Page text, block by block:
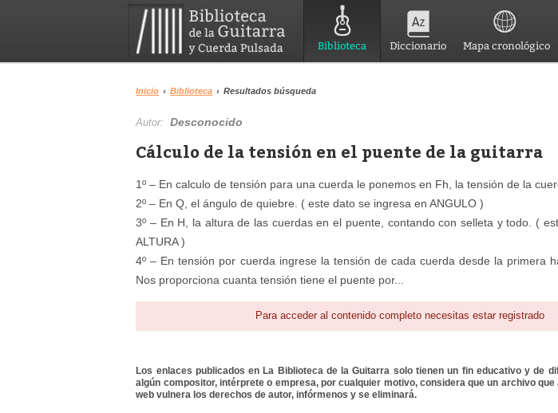
Biblioteca Diccionario Mapa cronológico
Inicio › Biblioteca › Resultados búsqueda
Autor:Desconocido
Cálculo de la tensión en el puente de la guitarra
1º – En calculo de tensión para una cuerda le ponemos en Fh, la tensión de la
2º – En Q, el ángulo de quiebre. ( este dato se ingresa en ANGULO )
3º – En H, la altura de las cuerdas en el puente, contando con selleta y todo. (
ALTURA )
4º – En tensión por cuerda ingrese la tensión de cada cuerda desde la primera
Nos proporciona cuanta tensión tiene el puente por...
Para acceder al contenido completo necesitas estar registrado
Los enlaces publicados en La Biblioteca de la Guitarra solo tienen un fin educativo y de
algún compositor, intérprete o empresa, por cualquier motivo, considera que un archivo
web vulnera los derechos de autor, infórmenos y se eliminará.